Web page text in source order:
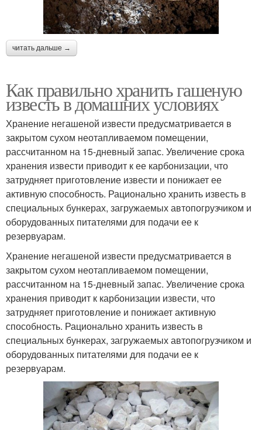
читать дальше →
Как правильно хранить гашеную
известь в домашних условиях
Хранение негашеной извести предусматривается в
закрытом сухом неотапливаемом помещении,
рассчитанном на 15-дневный запас. Увеличение срока
хранения извести приводит к ее карбонизации, что
затрудняет приготовление извести и понижает ее
активную способность. Рационально хранить известь в
специальных бункерах, загружаемых автопогрузчиком и
оборудованных питателями для подачи ее к
резервуарам.
Хранение негашеной извести предусматривается в
закрытом сухом неотапливаемом помещении,
рассчитанном на 15-дневный запас. Увеличение срока
хранения приводит к карбонизации извести, что
затрудняет приготовление и понижает активную
способность. Рационально хранить известь в
специальных бункерах, загружаемых автопогрузчиком и
оборудованных питателями для подачи ее к
резервуарам.